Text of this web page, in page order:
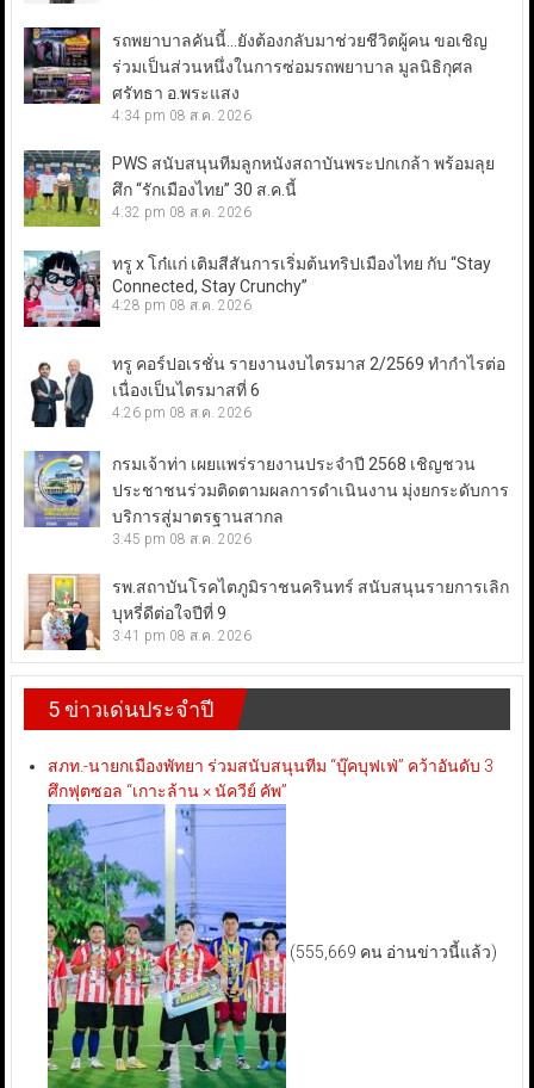
รถพยาบาลคันนี้…ยังต้องกลับมาช่วยชีวิตผู้คน ขอเชิญ
ร่วมเป็นส่วนหนึ่งในการซ่อมรถพยาบาล มูลนิธิกุศล
ศรัทธา อ.พระแสง
4:34 pm 08 ส.ค. 2026
PWS สนับสนุนทีมลูกหนังสถาบันพระปกเกล้า พร้อมลุย
ศึก “รักเมืองไทย” 30 ส.ค.นี้
4:32 pm 08 ส.ค. 2026
ทรู x โก๋แก่ เติมสีสันการเริ่มต้นทริปเมืองไทย กับ “Stay
Connected, Stay Crunchy”
4:28 pm 08 ส.ค. 2026
ทรู คอร์ปอเรชั่น รายงานงบไตรมาส 2/2569 ทำกำไรต่อ
เนื่องเป็นไตรมาสที่ 6
4:26 pm 08 ส.ค. 2026
กรมเจ้าท่า เผยแพร่รายงานประจำปี 2568 เชิญชวน
ประชาชนร่วมติดตามผลการดำเนินงาน มุ่งยกระดับการ
บริการสู่มาตรฐานสากล
3:45 pm 08 ส.ค. 2026
รพ.สถาบันโรคไตภูมิราชนครินทร์ สนับสนุนรายการเลิก
บุหรี่ดีต่อใจปีที่ 9
3:41 pm 08 ส.ค. 2026
5 ข่าวเด่นประจำปี
สภท.-นายกเมืองพัทยา ร่วมสนับสนุนทีม “บุ๊คบุฟเฟ่” คว้าอันดับ 3
ศึกฟุตซอล “เกาะล้าน × นัควีย์ คัพ”
(555,669 คน อ่านข่าวนี้แล้ว)